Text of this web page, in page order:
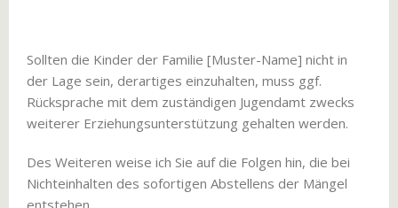
Sollten die Kinder der Familie [Muster-Name] nicht in
der Lage sein, derartiges einzuhalten, muss ggf.
Rücksprache mit dem zuständigen Jugendamt zwecks
weiterer Erziehungsunterstützung gehalten werden.
Des Weiteren weise ich Sie auf die Folgen hin, die bei
Nichteinhalten des sofortigen Abstellens der Mängel
entstehen.